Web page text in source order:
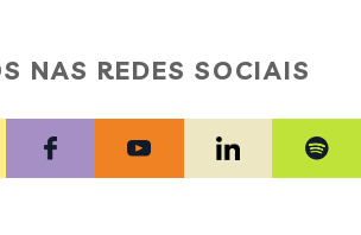
NAS REDES SOCIAIS